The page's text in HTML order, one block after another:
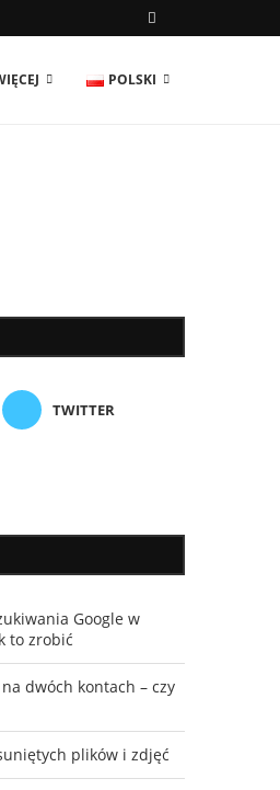
POLSKI
TWITTER
Google w
to zrobić
dwóch kontach – czy
plików i zdjęć